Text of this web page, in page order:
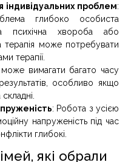
індивідуальних проблем:
глибоко особиста
психічна хвороба або
терапія може потребувати
терапії.
вимагати багато часу
особливо якщо
: Робота з усією
напруженість під час
глибокі.
які обрали